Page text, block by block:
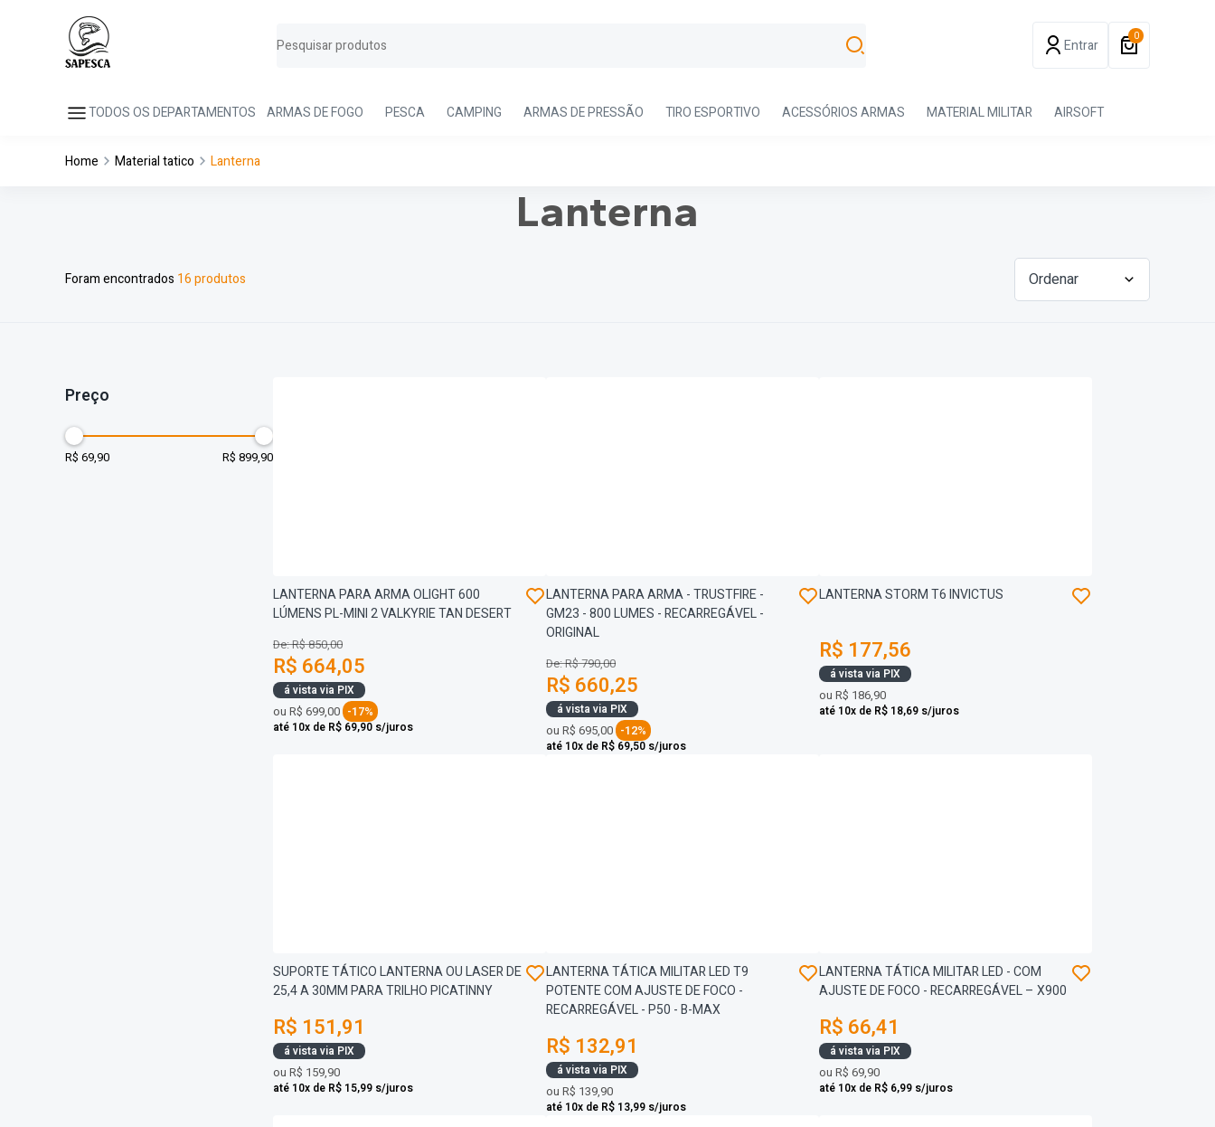
Entrar 0
TODOS OS DEPARTAMENTOS ARMAS DE FOGO PESCA CAMPING ARMAS DE PRESSÃO TIRO ESPORTIVO ACESSÓRIOS ARMAS MATERIAL MILITAR AIRSOFT
Home Material tatico Lanterna
Lanterna
Foram encontrados 16 produtos Ordenar
Preço
R$ 69,90 R$ 899,90
LANTERNA PARA ARMA OLIGHT 600
LÚMENS PL-MINI 2 VALKYRIE TAN DESERT
De: R$ 850,00
R$ 664,05
á vista via PIX
ou R$ 699,00 -17%
até 10x de R$ 69,90 s/juros
LANTERNA PARA ARMA - TRUSTFIRE -
GM23 - 800 LUMES - RECARREGÁVEL -
ORIGINAL
De: R$ 790,00
R$ 660,25
á vista via PIX
ouR$ 695,00 -12%
até 10x de R$ 69,50 s/juros
LANTERNA STORM T6 INVICTUS
R$ 177,56
á vista via PIX
ouR$ 186,90
até 10x de R$ 18,69 s/juros
SUPORTE TÁTICO LANTERNA OU LASER DE
25,4 A 30MM PARA TRILHO PICATINNY
R$ 151,91
á vista via PIX
ou R$ 159,90
até 10x de R$ 15,99 s/juros
LANTERNA TÁTICA MILITAR LED T9
POTENTE COM AJUSTE DE FOCO -
RECARREGÁVEL - P50 - B-MAX
R$ 132,91
á vista via PIX
ouR$ 139,90
até 10x de R$ 13,99 s/juros
LANTERNA TÁTICA MILITAR LED - COM
AJUSTE DE FOCO - RECARREGÁVEL – X900
R$ 66,41
á vista via PIX
ouR$ 69,90
até 10x de R$ 6,99 s/juros